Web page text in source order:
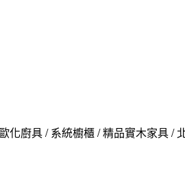
化廚具 / 系統櫥櫃 / 精品實木家具 /